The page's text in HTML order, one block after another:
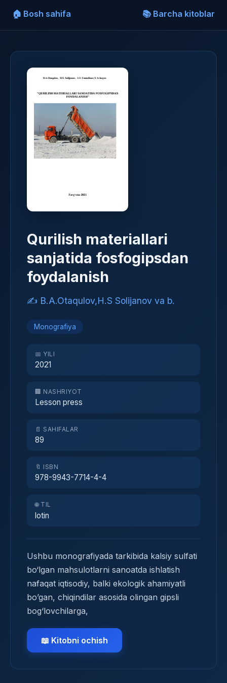
🏠 Bosh sahifa 📚 Barcha kitoblar
Qurilish materiallari
sanjatida fosfogipsdan
foydalanish
✍️ B.A.Otaqulov,H.S Solijanov va b.
Monografiya
📅 YILI
2021
🏢 NASHRIYOT
Lesson press
📄 SAHIFALAR
89
🔖 ISBN
978-9943-7714-4-4
🌐 TIL
lotin
Ushbu monografiyada tarkibida kalsiy sulfati
bo‘lgan mahsulotlarni sanoatda ishlatish
nafaqat iqtisodiy, balki ekologik ahamiyatli
bo’gan, chiqindilar asosida olingan gipsli
bog‘lovchilarga,
📖 Kitobni ochish